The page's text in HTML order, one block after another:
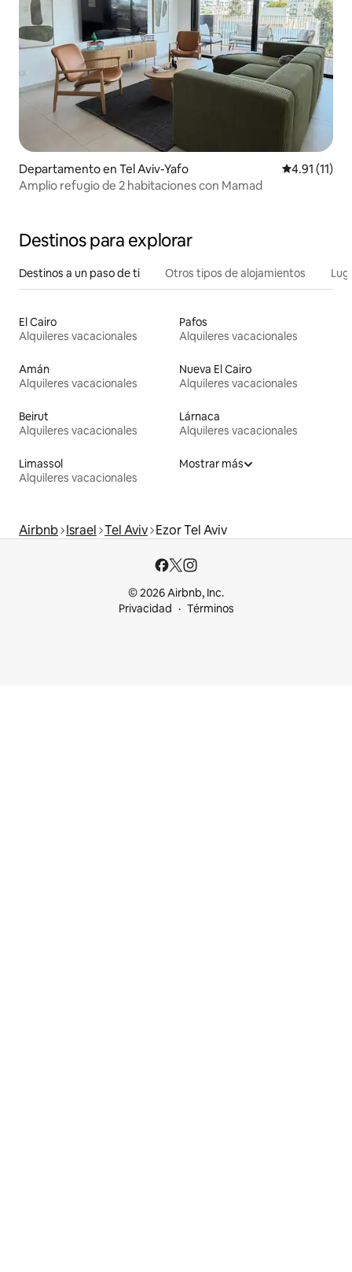
Departamento en Tel Aviv-Yafo Calificación
4.91 (11)
Amplio refugio de 2 habitaciones con Mamad
Destinos para explorar
Destinos a un paso de ti Otros tipos de alojamientos
El Cairo
Alquileres vacacionales
Pafos
Alquileres vacacionales
Amán
Alquileres vacacionales
Nueva El Cairo
Alquileres vacacionales
Beirut
Alquileres vacacionales
Lárnaca
Alquileres vacacionales
Limassol
Alquileres vacacionales
Mostrar más
Airbnb Israel Tel Aviv Ezor Tel Aviv
© 2026 Airbnb, Inc.
Privacidad
Términos